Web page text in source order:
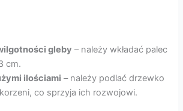
gleby – należy wkładać palec
cm.
ilościami – należy podlać drzewko
co sprzyja ich rozwojowi.